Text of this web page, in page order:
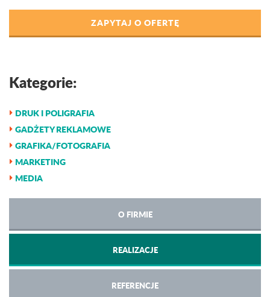
ZAPYTAJ O OFERTĘ
Kategorie:
DRUK I POLIGRAFIA
GADŻETY REKLAMOWE
GRAFIKA/FOTOGRAFIA
MARKETING
MEDIA
O FIRMIE
REALIZACJE
REFERENCJE